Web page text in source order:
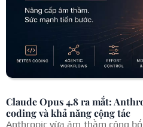
Claude Opus 4.8 ra mắt:
coding và khả năng cộng tác
Anthropic vừa âm thầm công